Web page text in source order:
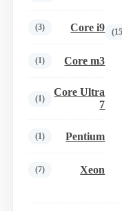
Core i9
(3)
Core m3
(1)
Core Ultra
7
(1)
Pentium
(1)
Xeon
(7)